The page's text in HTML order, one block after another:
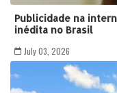
Publicidade na
inédita no Brasil
July 03, 2026